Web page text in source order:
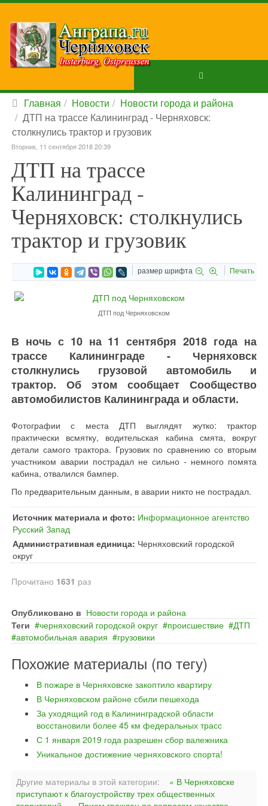
Главная Новости
Новости города и района
ДТП на трассе Калининград - Черняховск:
столкнулись трактор и грузовик
Вторник, 11 сентября 2018 20:39
ДТП на трассе
Калининград -
Черняховск: столкнулись
трактор и грузовик
размер шрифта Печать
ДТП под Черняховском
В ночь с 10 на 11 сентября 2018 года на
трассе Калининграде - Черняховск
столкнулись грузовой автомобиль и
трактор. Об этом сообщает Сообщество
автомобилистов Калининграда и области.
Фотографии с места ДТП выглядят жутко: трактор
практически всмятку, водительская кабина смята, вокруг
детали самого трактора. Грузовик по сравнению со вторым
участником аварии пострадал не сильно - немного помята
кабина, отвалился бампер.
По предварительным данным, в аварии никто не пострадал.
Источник материала и фото: Информационное агентство
Русский Запад
Административная единица: Черняховский городской
округ
Прочитано 1631 раз
Опубликовано в Новости города и района
Теги
черняховский городской округ происшествие
ДТП
автомобильная авария
грузовики
Похожие материалы (по тегу)
В пожаре в Черняховске закоптило квартиру
В Черняховском районе сбили пешехода
За уходящий год в Калининградской области
восстановили более 45 км федеральных трасс
С 1 января 2019 года разрешен сбор валежника
Уникальное достижение черняховского спорта!
Другие материалы в этой категории:
« В Черняховске
приступают к благоустройству трех общественных